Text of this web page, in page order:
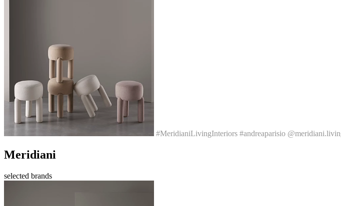
#MeridianiLivingInteriors #andreaparisio
Meridiani
selected brands